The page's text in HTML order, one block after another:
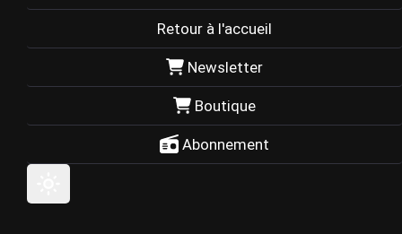
Retour à l'accueil
Newsletter
Boutique
Abonnement